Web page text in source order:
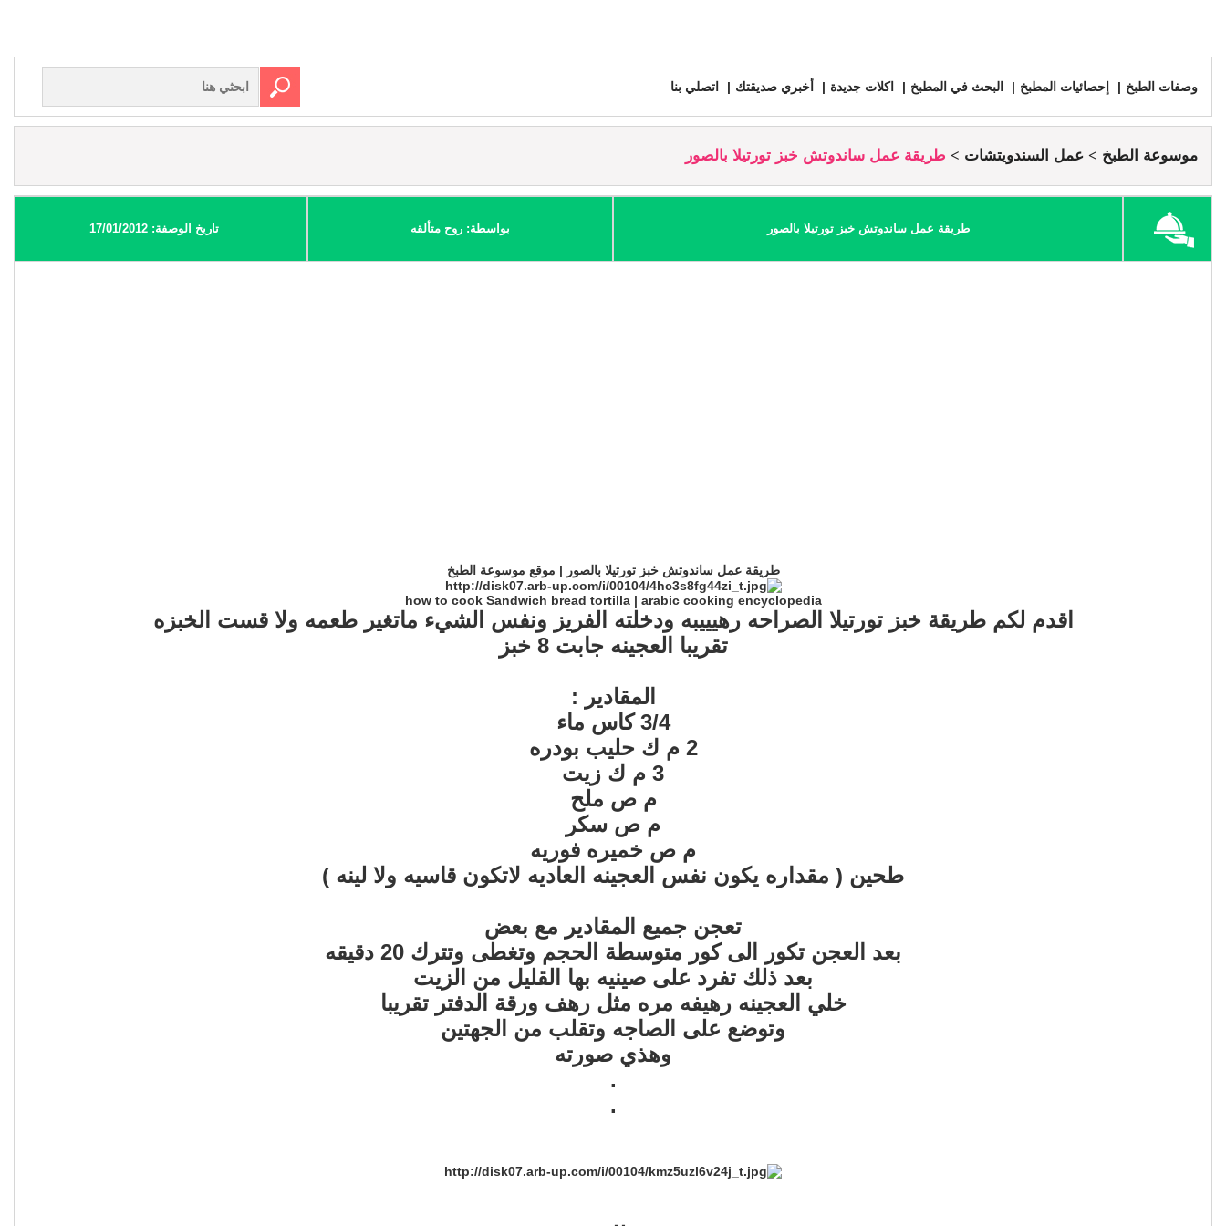
وصفات الطبخ إحصائيات المطبخ البحث في المطبخ اكلات جديدة أخبري صديقتك اتصلي بنا
موسوعة الطبخ عمل السندويتشات طريقة عمل ساندوتش خبز تورتيلا بالصور
طريقة عمل ساندوتش خبز تورتيلا بالصور بواسطة: روح متألقه تاريخ الوصفة: 17/01/2012
طريقة عمل ساندوتش خبز تورتيلا بالصور | موقع موسوعة الطبخ
how to cook Sandwich bread tortilla | arabic cooking encyclopedia
اقدم لكم طريقة خبز تورتيلا الصراحه رهيييبه ودخلته الفريز ونفس الشيء ماتغير طعمه ولا قست الخبزه
تقريبا العجينه جابت 8 خبز
المقادير :
3/4 كاس ماء
2 م ك حليب بودره
3 م ك زيت
م ص ملح
م ص سكر
م ص خميره فوريه
طحين ( مقداره يكون نفس العجينه العاديه لاتكون قاسيه ولا لينه )
تعجن جميع المقادير مع بعض
بعد العجن تكور الى كور متوسطة الحجم وتغطى وتترك 20 دقيقه
بعد ذلك تفرد على صينيه بها القليل من الزيت
خلي العجينه رهيفه مره مثل رهف ورقة الدفتر تقريبا
وتوضع على الصاجه وتقلب من الجهتين
وهذي صورته
.
.